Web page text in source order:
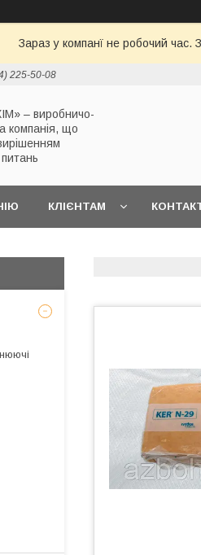
Зараз у компанї не робочий час.
225-50-08
– виробничо-
компанія, що
КЛІЄНТАМ